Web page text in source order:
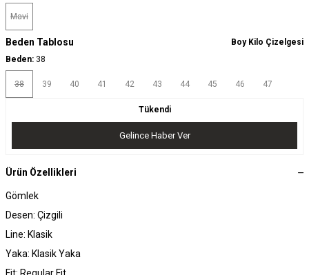
Mavi
Beden Tablosu
Boy Kilo Çizelgesi
Beden: 38
38 39 40 41 42 43 44 45 46 47
Tükendi
Gelince Haber Ver
Ürün Özellikleri
Gömlek
Desen: Çizgili
Line: Klasik
Yaka: Klasik Yaka